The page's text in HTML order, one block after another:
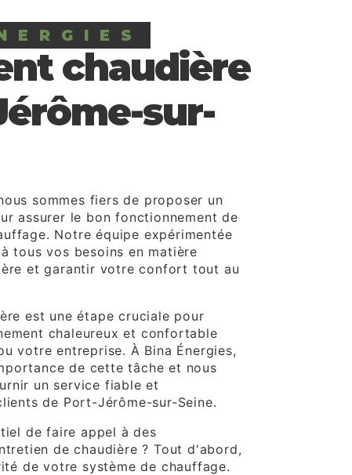
chaudière
sur-
sommes fiers de proposer un
assurer le bon fonctionnement de
Notre équipe expérimentée
tous vos besoins en matière
et garantir votre confort tout au
est une étape cruciale pour
chaleureux et confortable
votre entreprise. À Bina Énergies,
de cette tâche et nous
un service fiable et
de Port-Jérôme-sur-Seine.
de faire appel à des
de chaudière ? Tout d'abord,
de votre système de chauffage.